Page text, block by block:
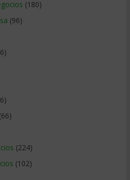
(180)
(96)
(66)
(224)
(102)